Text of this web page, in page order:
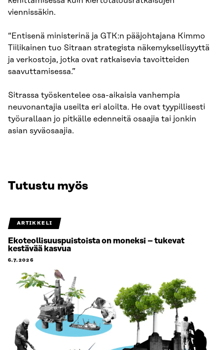
viennissäkin.
“Entisenä ministerinä ja GTK:n pääjohtajana Kimmo
Tiilikainen tuo Sitraan strategista näkemyksellisyyttä
ja verkostoja, jotka ovat ratkaisevia tavoitteiden
saavuttamisessa.”
Sitrassa työskentelee osa-aikaisia vanhempia
neuvonantajia useilta eri aloilta. He ovat tyypillisesti
työurallaan jo pitkälle edenneitä osaajia tai jonkin
asian syväosaajia.
Tutustu myös
ARTIKKELI
Ekoteollisuuspuistoista on moneksi – tukevat
kestävää kasvua
6.7.2026